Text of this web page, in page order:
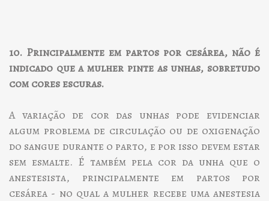
10. Principalmente em partos por cesárea, não é
indicado que a mulher pinte as unhas, sobretudo
com cores escuras.
A variação de cor das unhas pode evidenciar
algum problema de circulação ou de oxigenação
do sangue durante o parto, e por isso devem estar
sem esmalte. É também pela cor da unha que o
anestesista, principalmente em partos por
cesárea - no qual a mulher recebe uma anestesia